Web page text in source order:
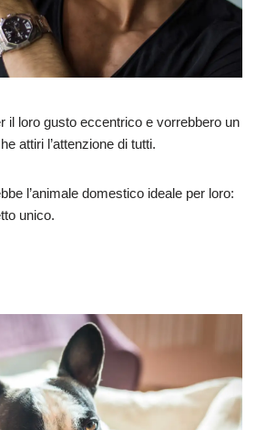
il loro gusto eccentrico e vorrebbero un
attiri l’attenzione di tutti.
l’animale domestico ideale per loro:
unico.